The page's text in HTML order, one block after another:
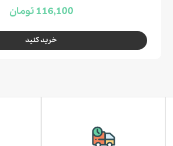
116,100 تومان
خرید کنید